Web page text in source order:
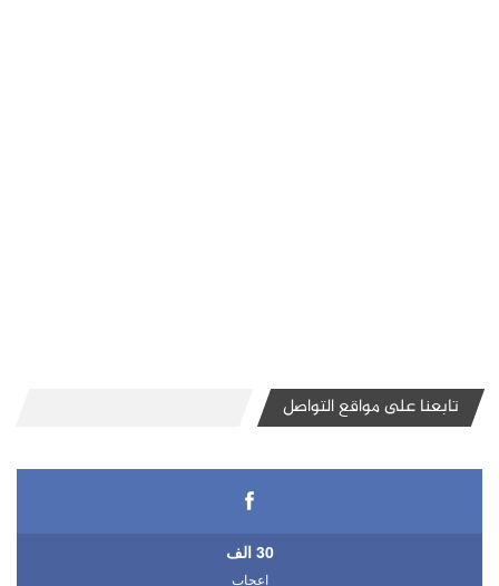
تابعنا على مواقع التواصل
30 الف
اعجاب